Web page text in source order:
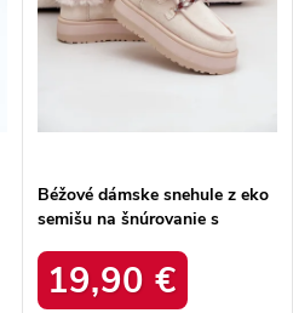
Béžové dámske snehule z eko
semišu na šnúrovanie s
produktu C3016 BEIGE
19,90 €